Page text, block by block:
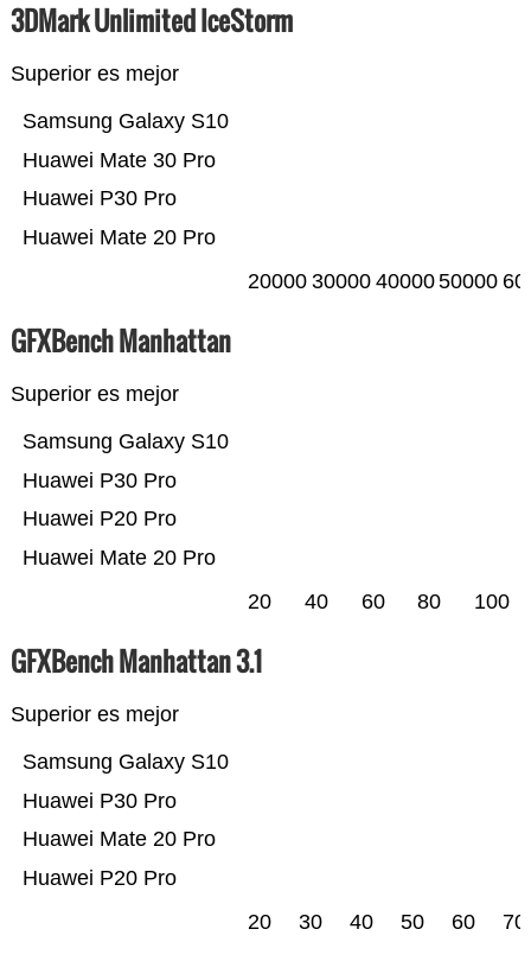
3DMark Unlimited IceStorm
Superior es mejor
Huawei Mate 20 Pro
Huawei P30 Pro
Huawei Mate 30 Pro
Samsung Galaxy S10
20000 30000 4000050000
GFXBench Manhattan
Superior es mejor
Huawei Mate 20 Pro
Huawei P20 Pro
Huawei P30 Pro
Samsung Galaxy S10
20 40 60 80 100
GFXBench Manhattan 3.1
Superior es mejor
Huawei P20 Pro
Huawei Mate 20 Pro
Huawei P30 Pro
Samsung Galaxy S10
20 30 40 50 60 70